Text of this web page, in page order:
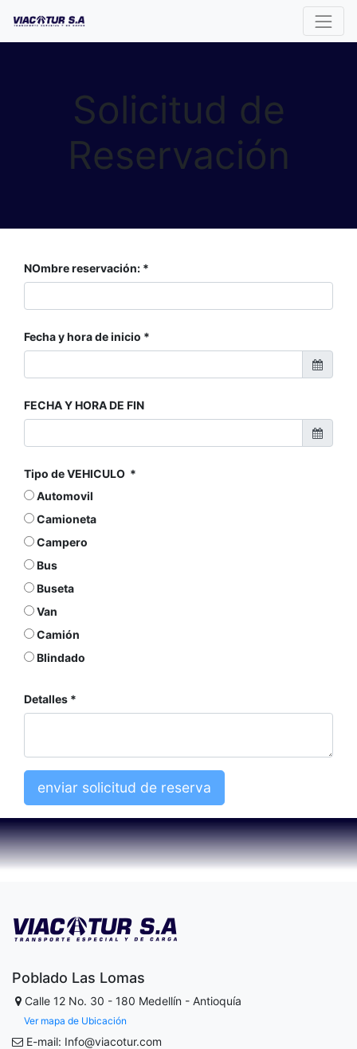
Solicitud de
Reservación
NOmbre reservación:
Fecha y hora de inicio
FECHA Y HORA DE FIN
Tipo de VEHICULO
Automovil
Camioneta
Campero
Bus
Buseta
Van
Camión
Blindado
Detalles
enviar solicitud de reserva
Poblado Las Lomas
Calle 12 No. 30 - 180 Medellín - Antioquía
Ver mapa de Ubicación
E-mail: Info@viacotur.com